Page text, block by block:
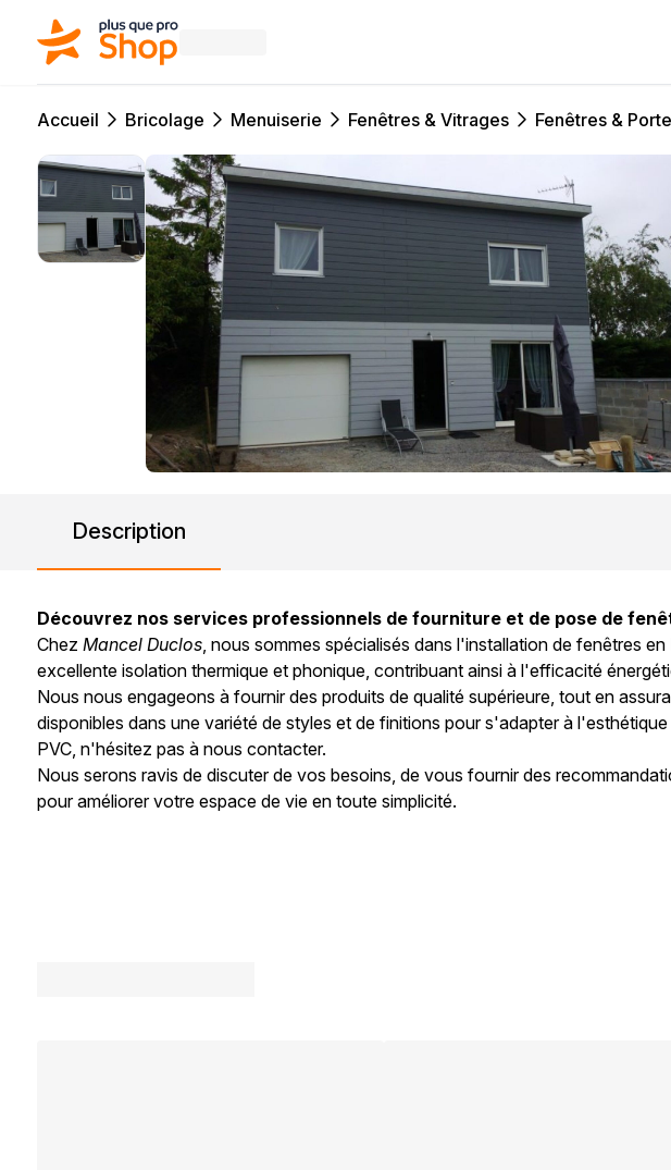
Accueil Bricolage Menuiserie Fenêtres & Vitrages Fenêtres &
Description
Découvrez nos services professionnels de fourniture et de pose de
ChezMancel Duclos, nous sommes spécialisés dans l'installation de fenêtres
excellente isolation thermique et phonique, contribuant ainsi à l'efficacité
Nous nous engageons à fournir des produits de qualité supérieure, tout en
disponibles dans une variété de styles et de finitions pour s'adapter à
PVC, n'hésitez pas à nous contacter.
Nous serons ravis de discuter de vos besoins, de vous fournir des
pour améliorer votre espace de vie en toute simplicité.